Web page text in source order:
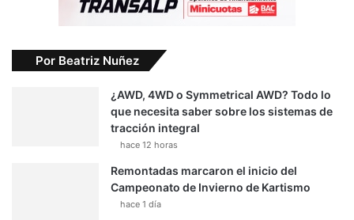
Por Beatriz Nuñez
¿AWD, 4WD o Symmetrical AWD? Todo lo
que necesita saber sobre los sistemas de
tracción integral
hace 12 horas
Remontadas marcaron el inicio del
Campeonato de Invierno de Kartismo
hace 1 día